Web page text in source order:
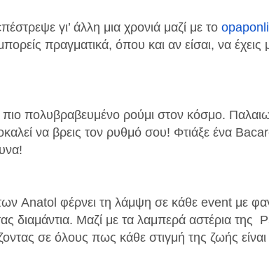
γι’ άλλη μια χρονιά μαζί με το
πραγματικά, όπου και αν είσαι, να έχεις
πιο πολυβραβευμένο ρούμι στον κόσμο.
να βρεις τον ρυθμό σου! Φτιάξε ένα
Anatol φέρνει τη λάμψη σε κάθε event με
διαμάντια. Μαζί με τα λαμπερά αστέρια της
σε όλους πως κάθε στιγμή της ζωής